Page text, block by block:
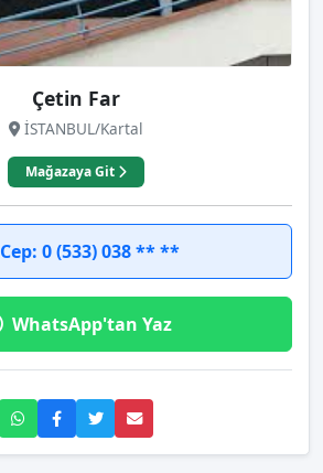
Çetin Far
İSTANBUL/Kartal
Mağazaya Git
Cep: 0 (533) 038 ** **
WhatsApp'tan Yaz